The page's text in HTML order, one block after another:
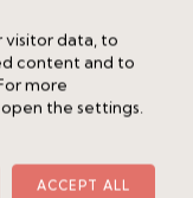
visitor data, to
content and to
more
the settings.
ACCEPT ALL